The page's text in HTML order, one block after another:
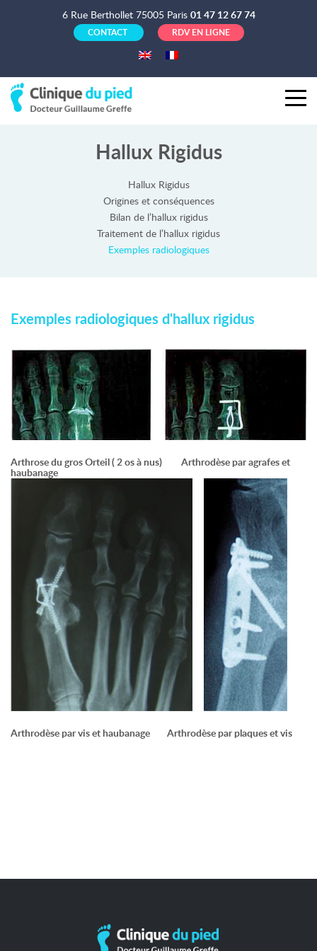
6 Rue Berthollet 75005 Paris 01 47 12 67 74
CONTACT RDV EN LIGNE
Hallux Rigidus
Hallux Rigidus
Origines et conséquences
Bilan de l’hallux rigidus
Traitement de l’hallux rigidus
Exemples radiologiques
Exemples radiologiques d'hallux rigidus
Arthrose du gros Orteil ( 2 os à nus) Arthrodèse par agrafes et
haubanage
Arthrodèse par vis et haubanage Arthrodèse par plaques et vis